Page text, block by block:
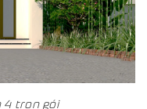
4 trọn gói